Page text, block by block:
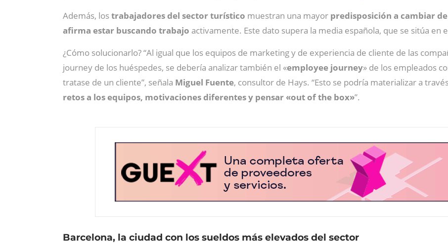
Además, lostrabajadores del sector turístico muestran una mayor predisposición a cambiar
afirma estar buscando trabajo activamente. Este dato supera la media española, que se sitúa en
¿Cómo solucionarlo? “Al igual que los equipos de marketing y de experiencia de cliente de las
journey de los huéspedes, se debería analizar también el «employee journey» de los empleados
tratase de un cliente”, señala Miguel Fuente, consultor de Hays. “Esto se podría materializar a
retos a los equipos, motivaciones diferentes y pensar «out of the box»”.
Barcelona, la ciudad con los sueldos más elevados del sector